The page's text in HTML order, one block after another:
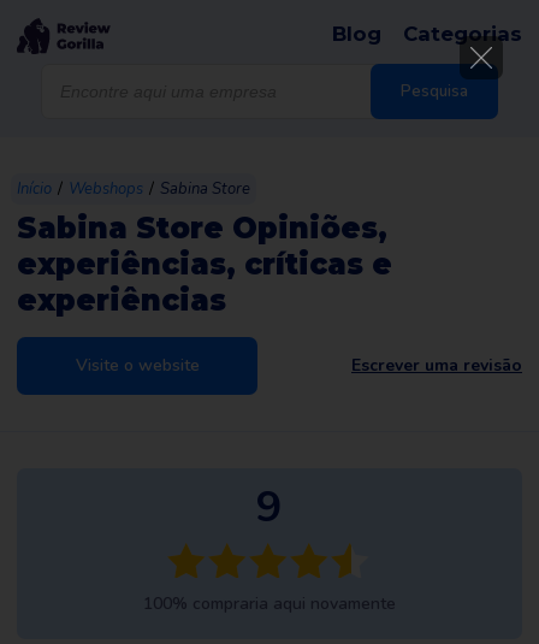
Pesquisa
Blog Categorias
Início / Webshops / Sabina Store
Sabina Store Opiniões,
experiências, críticas e
experiências
Visite o website Escrever uma revisão
9
100% compraria aqui novamente